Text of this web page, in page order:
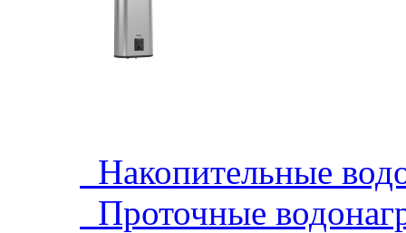
Накопительные
Проточные